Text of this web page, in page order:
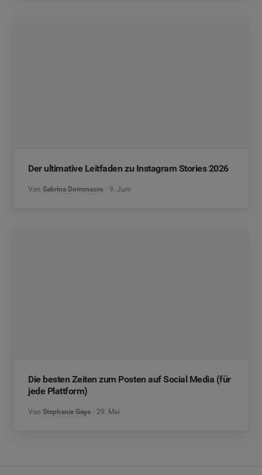
Der ultimative Leitfaden zu Instagram Stories 2026
Von Sabrina Dorronsoro 9. Juni
Die besten Zeiten zum Posten auf Social Media (für
jede Plattform)
Von Stephanie Gaye 29. Mai